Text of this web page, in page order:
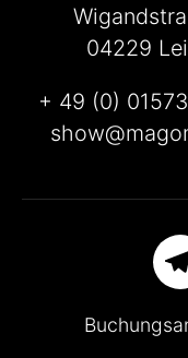
04229
+ 49 (0)